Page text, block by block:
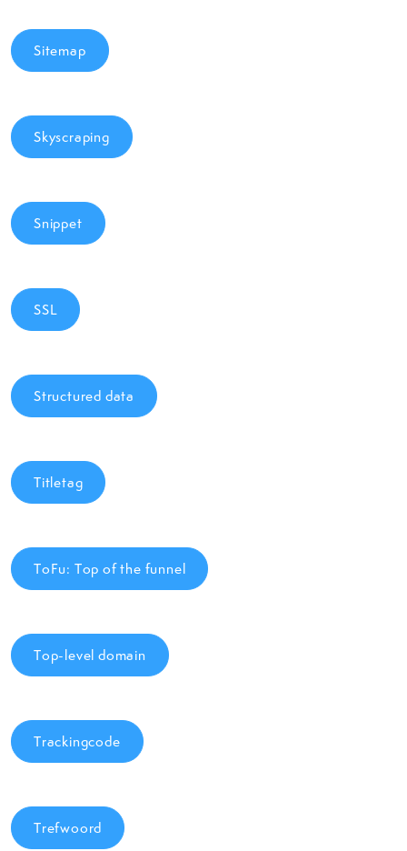
Sitemap
Skyscraping
Snippet
SSL
Structured data
Titletag
ToFu: Top of the funnel
Top-level domain
Trackingcode
Trefwoord